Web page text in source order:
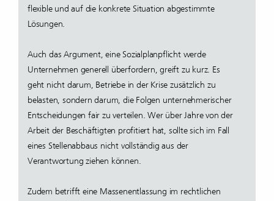
flexible und auf die konkrete Situation abgestimmte
Lösungen.
Auch das Argument, eine Sozialplanpflicht werde
Unternehmen generell überfordern, greift zu kurz. Es
geht nicht darum, Betriebe in der Krise zusätzlich zu
belasten, sondern darum, die Folgen unternehmerischer
Entscheidungen fair zu verteilen. Wer über Jahre von der
Arbeit der Beschäftigten profitiert hat, sollte sich im Fall
eines Stellenabbaus nicht vollständig aus der
Verantwortung ziehen können.
Zudem betrifft eine Massenentlassung im rechtlichen